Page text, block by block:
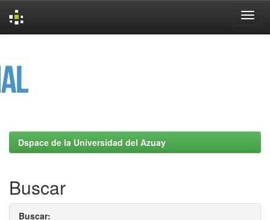
Dspace de la Universidad del Azuay
Buscar
Buscar: